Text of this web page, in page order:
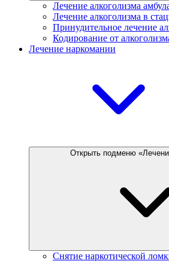
Лечение алкоголизма
Лечение алкоголизма в
Принудительное лечение
Кодирование от
Лечение наркомании
Открыть подменю
Снятие наркотической